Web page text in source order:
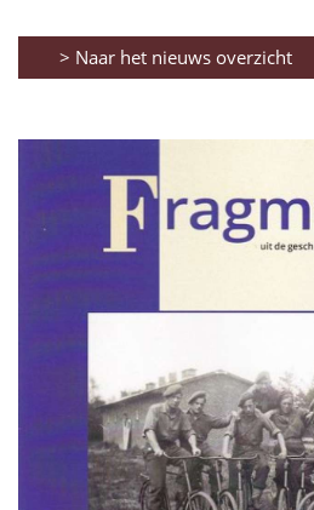
> Naar het nieuws overzicht